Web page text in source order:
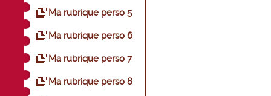
Ma rubrique perso 5
Ma rubrique perso 6
Ma rubrique perso 7
Ma rubrique perso 8